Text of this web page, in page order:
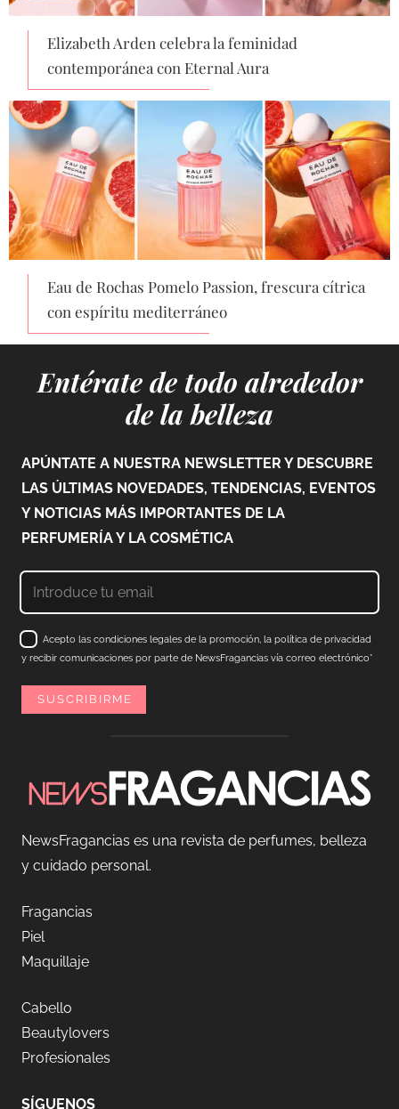
Elizabeth Arden celebra la feminidad
contemporánea con Eternal Aura
Eau de Rochas Pomelo Passion, frescura cítrica
con espíritu mediterráneo
Entérate de todo alrededor
de la belleza
APÚNTATE A NUESTRA NEWSLETTER Y DESCUBRE
LAS ÚLTIMAS NOVEDADES, TENDENCIAS, EVENTOS
Y NOTICIAS MÁS IMPORTANTES DE LA
PERFUMERÍA Y LA COSMÉTICA
Acepto las condiciones legales de la promoción, la política de privacidad
y recibir comunicaciones por parte de NewsFragancias vía correo electrónico*
NewsFragancias es una revista de perfumes, belleza
y cuidado personal.
Fragancias
Piel
Maquillaje
Cabello
Beautylovers
Profesionales
SÍGUENOS